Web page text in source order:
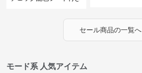
セール商品の一覧へ
モード系 人気アイテム